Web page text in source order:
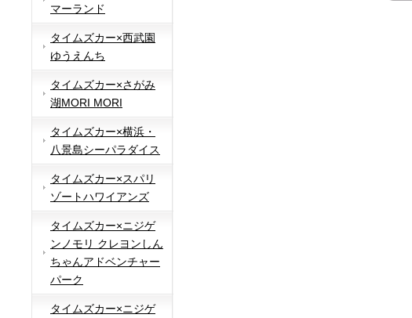
マーランド
タイムズカー×西武園
ゆうえんち
タイムズカー×さがみ
湖MORI MORI
タイムズカー×横浜・
八景島シーパラダイス
タイムズカー×スパリ
ゾートハワイアンズ
タイムズカー×ニジゲ
ンノモリ クレヨンしん
ちゃんアドベンチャー
パーク
タイムズカー×ニジゲ